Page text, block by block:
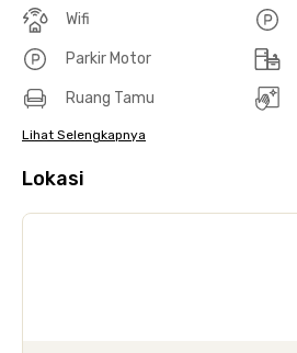
Wifi
Parkir Motor
Ruang Tamu
Lihat Selengkapnya
Lokasi